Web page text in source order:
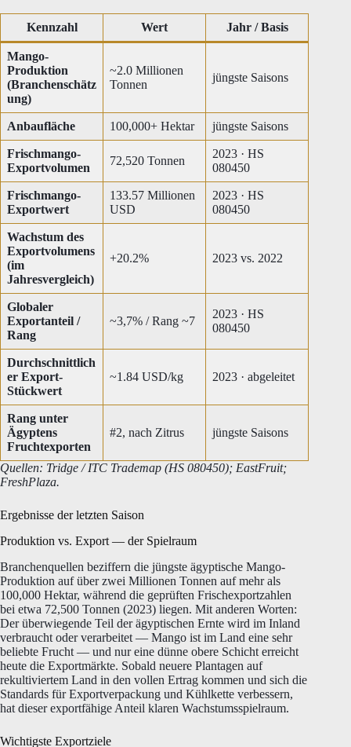
Kennzahl Wert Jahr / Basis
Mango-
Produktion
(Branchenschätz
ung)
~2.0 Millionen
Tonnen
jüngste Saisons
Anbaufläche 100,000+ Hektar jüngste Saisons
Frischmango-
Exportvolumen
72,520 Tonnen
2023 · HS
080450
Frischmango-
Exportwert
133.57 Millionen
USD
2023 · HS
080450
Wachstum des
Exportvolumens
(im
Jahresvergleich)
+20.2% 2023 vs. 2022
Globaler
Exportanteil /
Rang
~3,7% / Rang ~7
2023 · HS
080450
Durchschnittlich
er Export-
Stückwert
~1.84 USD/kg 2023 · abgeleitet
Rang unter
Ägyptens
Fruchtexporten
#2, nach Zitrus jüngste Saisons
Quellen: Tridge / ITC Trademap (HS 080450); EastFruit;
FreshPlaza.
Ergebnisse der letzten Saison
Produktion vs. Export — der Spielraum
Branchenquellen beziffern die jüngste ägyptische Mango-
Produktion auf über zwei Millionen Tonnen auf mehr als
100,000 Hektar, während die geprüften Frischexportzahlen
bei etwa 72,500 Tonnen (2023) liegen. Mit anderen Worten:
Der überwiegende Teil der ägyptischen Ernte wird im Inland
verbraucht oder verarbeitet — Mango ist im Land eine sehr
beliebte Frucht — und nur eine dünne obere Schicht erreicht
heute die Exportmärkte. Sobald neuere Plantagen auf
rekultiviertem Land in den vollen Ertrag kommen und sich die
Standards für Exportverpackung und Kühlkette verbessern,
hat dieser exportfähige Anteil klaren Wachstumsspielraum.
Wichtigste Exportziele